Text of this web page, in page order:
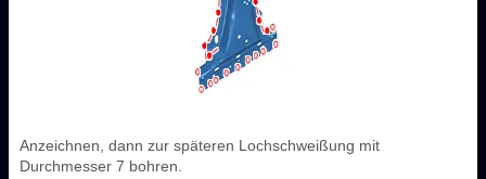
Anzeichnen, dann zur späteren Lochschweißung mit
Durchmesser 7 bohren.